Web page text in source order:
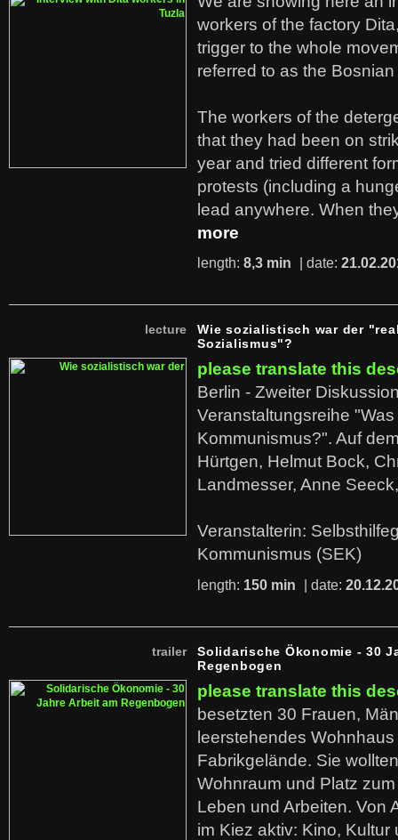
workers of the factory
trigger to the whole
referred to as the
The workers of the
that they had been on
year and tried different
protests (including a
lead anywhere. When
more
length: 8,3 min | date:
lecture
Wie sozialistisch war der
Sozialismus"?
please translate this
Berlin - Zweiter
Veranstaltungsreihe "Was
Kommunismus?". Auf
Hürtgen, Helmut Bock,
Landmesser, Anne
Veranstalterin:
Kommunismus (SEK)
length: 150 min | date:
trailer
Solidarische Ökonomie - 30
Regenbogen
please translate this
besetzten 30 Frauen,
leerstehendes
Fabrikgelände. Sie
Wohnraum und Platz
Leben und Arbeiten. Von
im Kiez aktiv: Kino,